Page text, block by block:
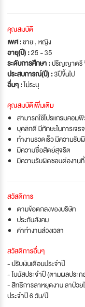
คุณสมบัติ
เพศ :ชาย , หญิง
อายุ(ปี) :25 - 35
ระดับการศึกษา :ปริญญาตรี
ประสบการณ์(ปี) :3ปีขึ้นไป
อื่นๆ :ไม่ระบุ
คุณสมบัติเพิ่มเติม
สามารถใช้โปรแกรมคอม
บุคลิกดี มีทักษะในการเจร
ทำงานรวดเร็ว มีความรั
มีความซื่อสัตย์สุจริต
มีความรับผิดชอบต่องาน
สวัสดิการ
ตามข้อตกลงของบริษัท
ประกันสังคม
ค่าทำงานล่วงเวลา
สวัสดิการอื่นๆ
- ปรับเงินเดือนประจำปี
- โบนัสประจำปี (ตามผลประก
- สิทธิการลาหยุดงาน ลาป่ว
ประจำปี 6 วัน/ปี